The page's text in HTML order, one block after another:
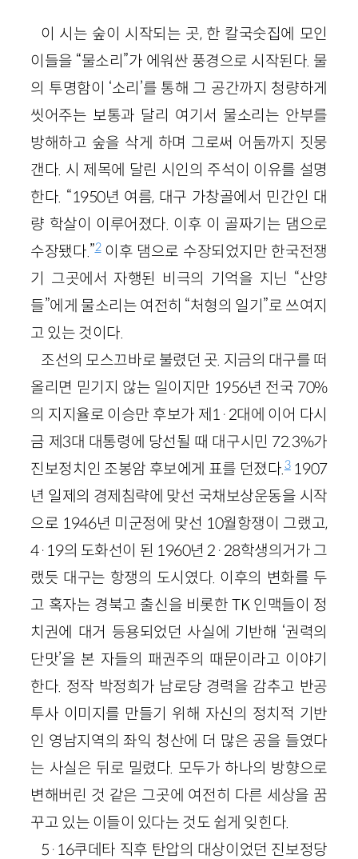
이 시는 숲이 시작되는 곳, 한 칼국숫집에 모인
이들을 “물소리”가 에워싼 풍경으로 시작된다. 물
의 투명함이 ‘소리’를 통해 그 공간까지 청량하게
씻어주는 보통과 달리 여기서 물소리는 안부를
방해하고 숲을 삭게 하며 그로써 어둠까지 짓뭉
갠다. 시 제목에 달린 시인의 주석이 이유를 설명
한다. “1950년 여름, 대구 가창골에서 민간인 대
량 학살이 이루어졌다. 이후 이 골짜기는 댐으로
수장됐다.”2이후 댐으로 수장되었지만 한국전쟁
기 그곳에서 자행된 비극의 기억을 지닌 “산양
들”에게 물소리는 여전히 “처형의 일기”로 쓰여지
고 있는 것이다.
조선의 모스끄바로 불렸던 곳. 지금의 대구를 떠
올리면 믿기지 않는 일이지만 1956년 전국 70%
의 지지율로 이승만 후보가 제1·2대에 이어 다시
금 제3대 대통령에 당선될 때 대구시민 72.3%가
진보정치인 조봉암 후보에게 표를 던졌다.31907
년 일제의 경제침략에 맞선 국채보상운동을 시작
으로 1946년 미군정에 맞선 10월항쟁이 그랬고,
4·19의 도화선이 된 1960년 2·28학생의거가 그
랬듯 대구는 항쟁의 도시였다. 이후의 변화를 두
고 혹자는 경북고 출신을 비롯한 TK 인맥들이 정
치권에 대거 등용되었던 사실에 기반해 ‘권력의
단맛’을 본 자들의 패권주의 때문이라고 이야기
한다. 정작 박정희가 남로당 경력을 감추고 반공
투사 이미지를 만들기 위해 자신의 정치적 기반
인 영남지역의 좌익 청산에 더 많은 공을 들였다
는 사실은 뒤로 밀렸다. 모두가 하나의 방향으로
변해버린 것 같은 그곳에 여전히 다른 세상을 꿈
꾸고 있는 이들이 있다는 것도 쉽게 잊힌다.
5·16쿠데타 직후 탄압의 대상이었던 진보정당